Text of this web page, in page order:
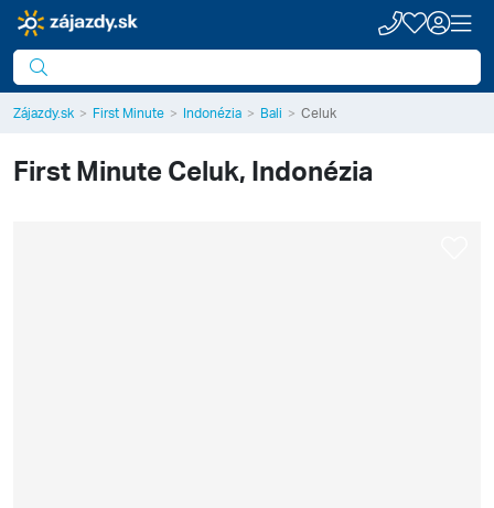
Zájazdy.sk First Minute Indonézia Bali Celuk
First MinuteCeluk, Indonézia